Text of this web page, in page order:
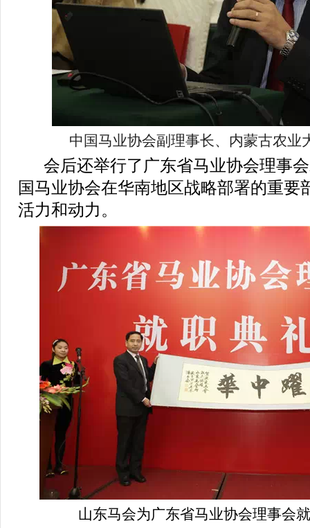
中国马业协会副理事长、内蒙古农业
会后还举行了广东省马业协会理事
国马业协会在华南地区战略部署的重要
活力和动力。
山东马会为广东省马业协会理事会